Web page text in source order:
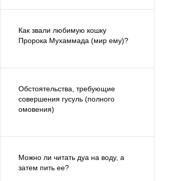
Как звали любимую кошку
Пророка Мухаммада (мир ему)?
Обстоятельства, требующие
совершения гусуль (полного
омовения)
Можно ли читать дуа на воду, а
затем пить ее?